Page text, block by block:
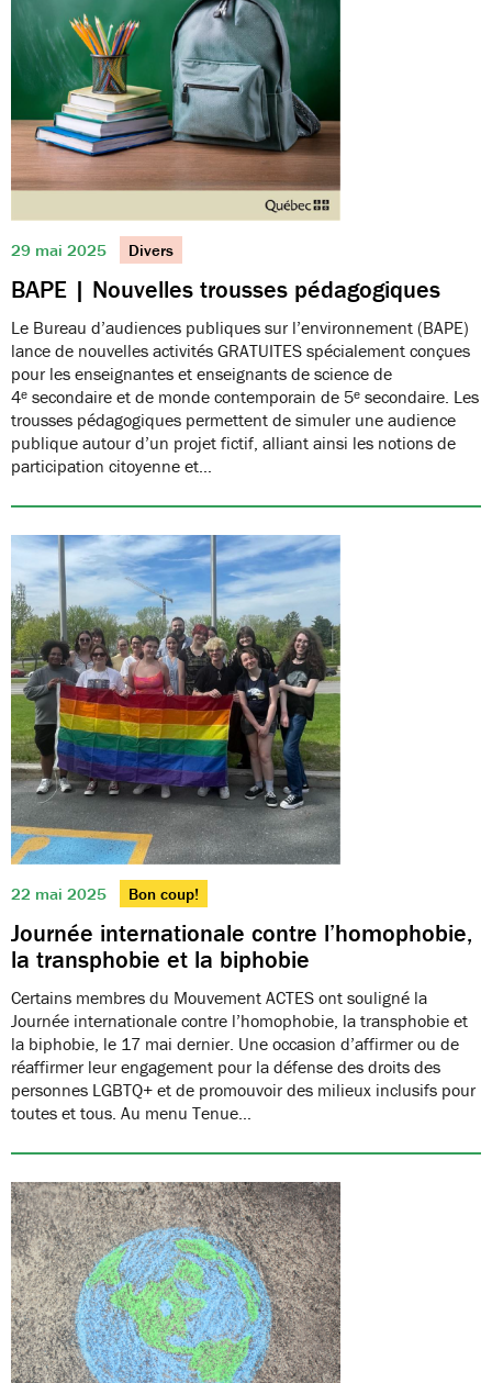
29 mai 2025 Divers
BAPE | Nouvelles trousses pédagogiques
Le Bureau d’audiences publiques sur l’environnement (BAPE)
lance de nouvelles activités GRATUITES spécialement conçues
pour les enseignantes et enseignants de science de
4ᵉ secondaire et de monde contemporain de 5ᵉ secondaire. Les
trousses pédagogiques permettent de simuler une audience
publique autour d’un projet fictif, alliant ainsi les notions de
participation citoyenne et…
22 mai 2025 Bon coup!
Journée internationale contre l’homophobie,
la transphobie et la biphobie
Certains membres du Mouvement ACTES ont souligné la
Journée internationale contre l’homophobie, la transphobie et
la biphobie, le 17 mai dernier. Une occasion d’affirmer ou de
réaffirmer leur engagement pour la défense des droits des
personnes LGBTQ+ et de promouvoir des milieux inclusifs pour
toutes et tous. Au menu Tenue…